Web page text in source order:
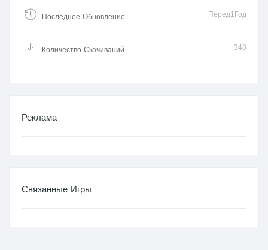
Последнее Обновление Перед1Год
Количество Скачиваний 348
Реклама
Связанные Игры